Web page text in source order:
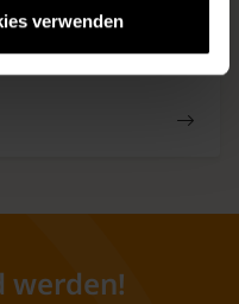
verwenden
werden!